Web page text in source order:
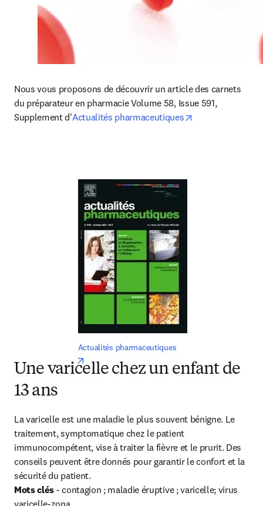
Nous vous proposons de découvrir un article des carnets
du préparateur en pharmacie Volume 58, Issue 591,
Supplement d'Actualités pharmaceutiques
Actualités pharmaceutiques
opens in new tab/window
Une varicelle chez un enfant de
13 ans
La varicelle est une maladie le plus souvent bénigne. Le
traitement, symptomatique chez le patient
immunocompétent, vise à traiter la fièvre et le prurit. Des
conseils peuvent être donnés pour garantir le confort et la
Mots clés - contagion ; maladie éruptive ; varicelle; virus
varicelle-zona